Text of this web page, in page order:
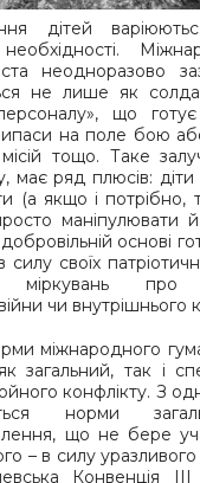
дітей
неодноразово
не лише як
що
на поле бою
місій тощо. Таке
має ряд плюсів:
(а якщо і потрібно,
маніпулювати
основі
своїх
міркувань про
чи внутрішнього
міжнародного
загальний, так і
конфлікту. З
норми
що не бере
– в силу
Конвенція